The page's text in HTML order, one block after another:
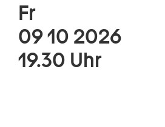
Fr
09 10 2026
19.30 Uhr